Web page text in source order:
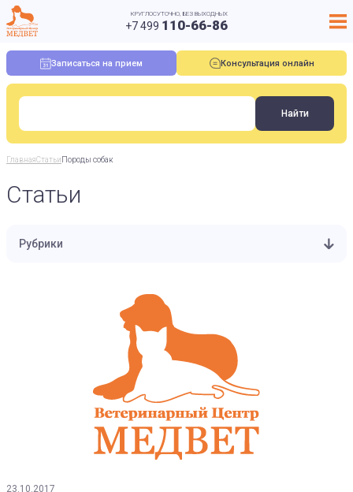
КРУГЛОСУТОЧНО, БЕЗ ВЫХОДНЫХ
+7 499 110-66-86
Записаться на прием Консультация онлайн
ГлавнаяСтатьи Породы собак
Статьи
Рубрики
23.10.2017